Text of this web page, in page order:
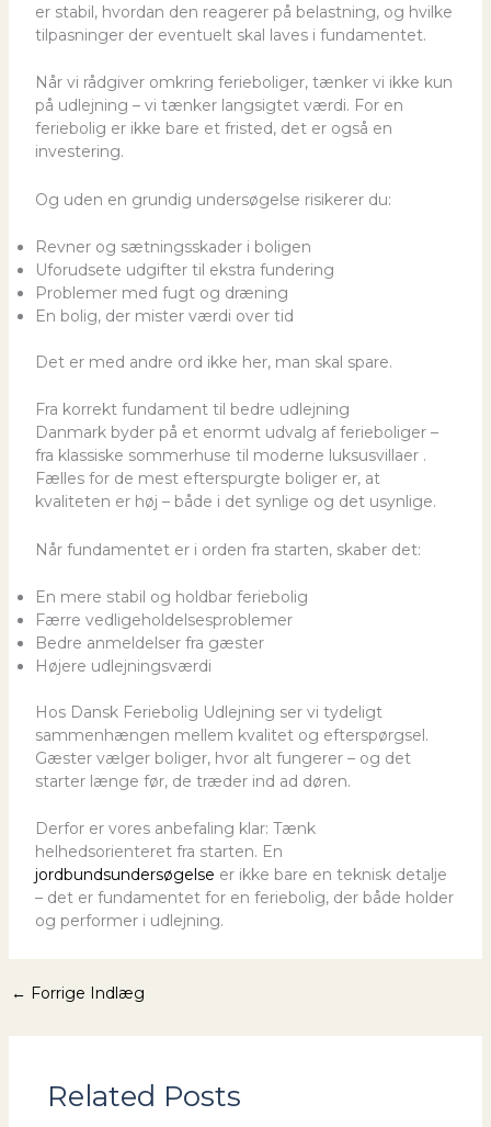
er stabil, hvordan den reagerer på belastning, og hvilke
tilpasninger der eventuelt skal laves i fundamentet.
Når vi rådgiver omkring ferieboliger, tænker vi ikke kun
på udlejning – vi tænker langsigtet værdi. For en
feriebolig er ikke bare et fristed, det er også en
investering.
Og uden en grundig undersøgelse risikerer du:
Revner og sætningsskader i boligen
Uforudsete udgifter til ekstra fundering
Problemer med fugt og dræning
En bolig, der mister værdi over tid
Det er med andre ord ikke her, man skal spare.
Fra korrekt fundament til bedre udlejning
Danmark byder på et enormt udvalg af ferieboliger –
fra klassiske sommerhuse til moderne luksusvillaer .
Fælles for de mest efterspurgte boliger er, at
kvaliteten er høj – både i det synlige og det usynlige.
Når fundamentet er i orden fra starten, skaber det:
En mere stabil og holdbar feriebolig
Færre vedligeholdelsesproblemer
Bedre anmeldelser fra gæster
Højere udlejningsværdi
Hos Dansk Feriebolig Udlejning ser vi tydeligt
sammenhængen mellem kvalitet og efterspørgsel.
Gæster vælger boliger, hvor alt fungerer – og det
starter længe før, de træder ind ad døren.
Derfor er vores anbefaling klar: Tænk
helhedsorienteret fra starten. En
jordbundsundersøgelse er ikke bare en teknisk detalje
– det er fundamentet for en feriebolig, der både holder
og performer i udlejning.
← Forrige Indlæg
Related Posts